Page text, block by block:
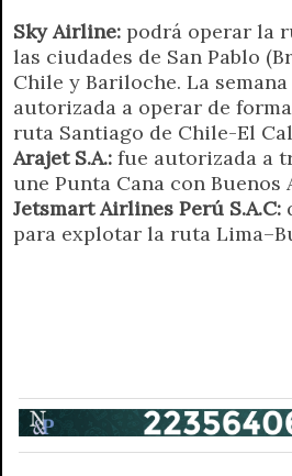
Sky Airline: podrá operar la
las ciudades de San Pablo
Chile y Bariloche. La
autorizada a operar de
ruta Santiago de Chile-El
Arajet S.A.: fue autorizada a
une Punta Cana con Buenos
Jetsmart Airlines Perú S.A.C:
para explotar la ruta